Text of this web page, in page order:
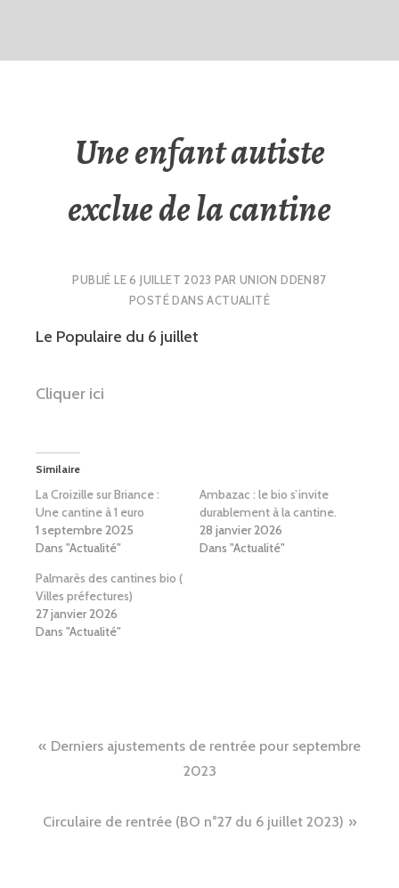
Une enfant autiste
exclue de la cantine
PUBLIÉ LE6 JUILLET 2023 PAR UNION DDEN87
POSTÉ DANSACTUALITÉ
Le Populaire du 6 juillet
Cliquer ici
Similaire
La Croizille sur Briance :
Une cantine à 1 euro
1 septembre 2025
Dans "Actualité"
Ambazac : le bio s’invite
durablement à la cantine.
28 janvier 2026
Dans "Actualité"
Palmarès des cantines bio (
Villes préfectures)
27 janvier 2026
Dans "Actualité"
Navigation
l’article
Derniers ajustements de rentrée pour septembre
2023
Circulaire de rentrée (BO n°27 du 6 juillet 2023)